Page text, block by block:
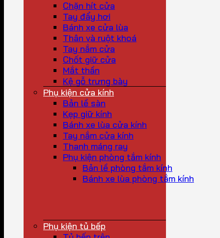
Chặn hít cửa
Tay đẩy hơi
Bánh xe cửa lùa
Thân và ruột khoá
Tay nắm cửa
Chốt giữ cửa
Mắt thần
Kệ gỗ trưng bày
Phụ kiện cửa kính
Bản lề sàn
Kẹp giữ kính
Bánh xe lùa cửa kính
Tay nắm cửa kính
Thanh máng ray
Phụ kiện phòng tắm kính
Bản lề phòng tắm kính
Bánh xe lùa phòng tắm kính
Phụ kiện tủ bếp